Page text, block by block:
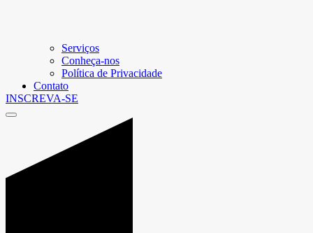
Serviços
Conheça-nos
Política de Privacidade
Contato
INSCREVA-SE